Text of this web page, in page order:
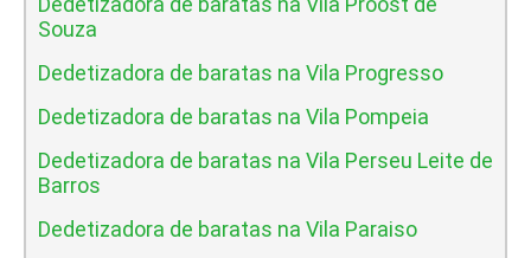
Souza
Dedetizadora de baratas na Vila Progresso
Dedetizadora de baratas na Vila Pompeia
Dedetizadora de baratas na Vila Perseu Leite de
Barros
Dedetizadora de baratas na Vila Paraiso